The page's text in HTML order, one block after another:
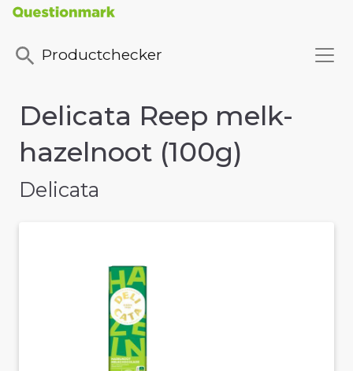
Productchecker
Delicata Reep melk-
hazelnoot (100g)
Delicata